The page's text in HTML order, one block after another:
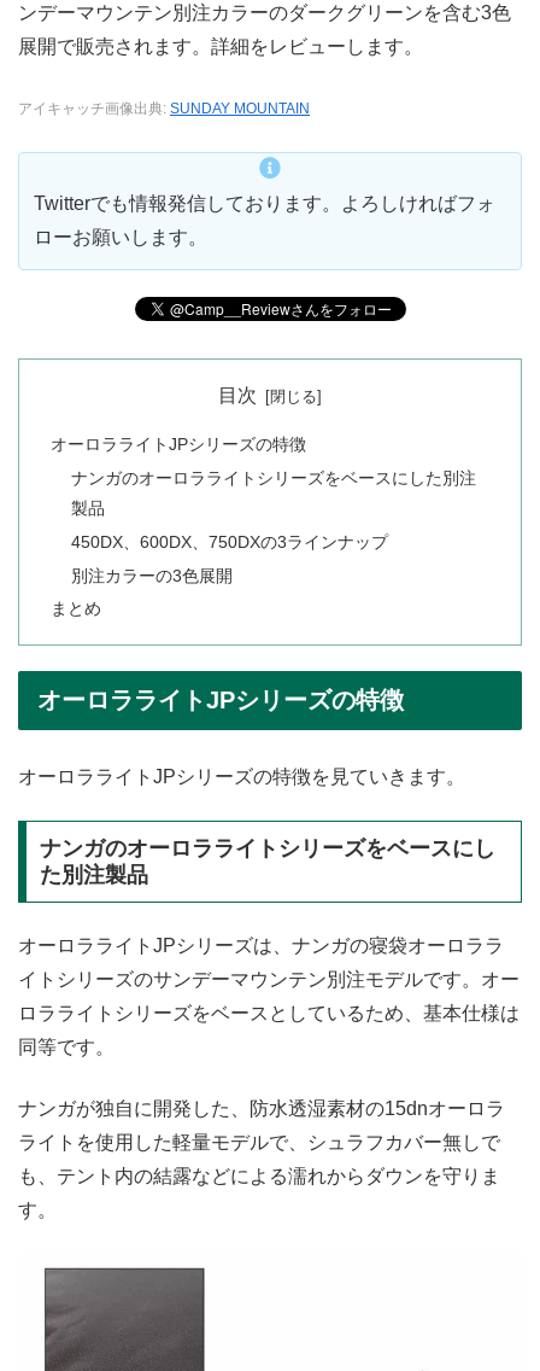
ンデーマウンテン別注カラーのダークグリーンを含む3色
展開で販売されます。詳細をレビューします。
アイキャッチ画像出典: SUNDAY MOUNTAIN
Twitterでも情報発信しております。よろしければフォ
ローお願いします。
目次
オーロラライトJPシリーズの特徴
ナンガのオーロラライトシリーズをベースにした別注
製品
450DX、600DX、750DXの3ラインナップ
別注カラーの3色展開
まとめ
オーロラライトJPシリーズの特徴
オーロラライトJPシリーズの特徴を見ていきます。
ナンガのオーロラライトシリーズをベースにし
た別注製品
オーロラライトJPシリーズは、ナンガの寝袋オーロララ
イトシリーズのサンデーマウンテン別注モデルです。オー
ロラライトシリーズをベースとしているため、基本仕様は
同等です。
ナンガが独自に開発した、防水透湿素材の15dnオーロラ
ライトを使用した軽量モデルで、シュラフカバー無しで
も、テント内の結露などによる濡れからダウンを守りま
す。